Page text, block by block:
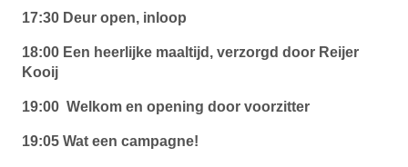
17:30 Deur open, inloop
18:00 Een heerlijke maaltijd, verzorgd door Reijer
Kooij
19:00 Welkom en opening door voorzitter
19:05 Wat een campagne!